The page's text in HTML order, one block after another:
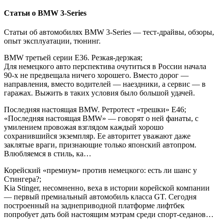
Статьи о BMW 3-Series
Статьи об автомобилях BMW 3-Series — тест-драйвы, обзоры,
опыт эксплуатации, тюнинг.
BMW третьей серии E36. Резкая-дерзкая;
Для немецкого авто перспектива очутиться в России начала
90-х не предвещала ничего хорошего. Вместо дорог —
направления, вместо водителей — наездники, а сервис — в
гаражах. Выжить в таких условия было большой удачей.
Последняя настоящая BMW. Ретротест «трешки» Е46;
«Последняя настоящая BMW» — говорят о ней фанаты, с
умилением провожая взглядом каждый хорошо
сохранившийся экземпляр. Ее авторитет уважают даже
заклятые враги, признающие только японский автопром.
Влюбляемся в стиль, ка…
Корейский «премиум» против немецкого: есть ли шанс у
Стингера?;
Kia Stinger, несомненно, веха в истории корейской компании
— первый премиальный автомобиль класса GT. Сегодня
построенный на заднеприводной платформе лифтбек
попробует дать бой настоящим мэтрам среди спорт-седанов…